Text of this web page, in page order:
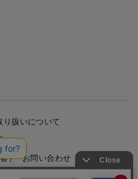
り扱いについて
）
お問い合わせ